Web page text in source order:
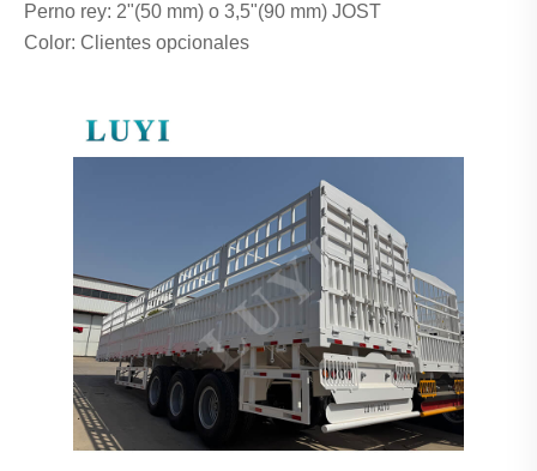
Perno rey: 2"(50 mm) o 3,5"(90 mm) JOST
Color: Clientes opcionales